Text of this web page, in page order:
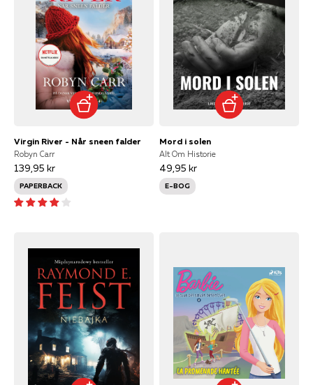
Virgin River - Når sneen falder
Robyn Carr
139,95 kr
PAPERBACK
Mord i solen
Alt Om Historie
49,95 kr
E-BOG